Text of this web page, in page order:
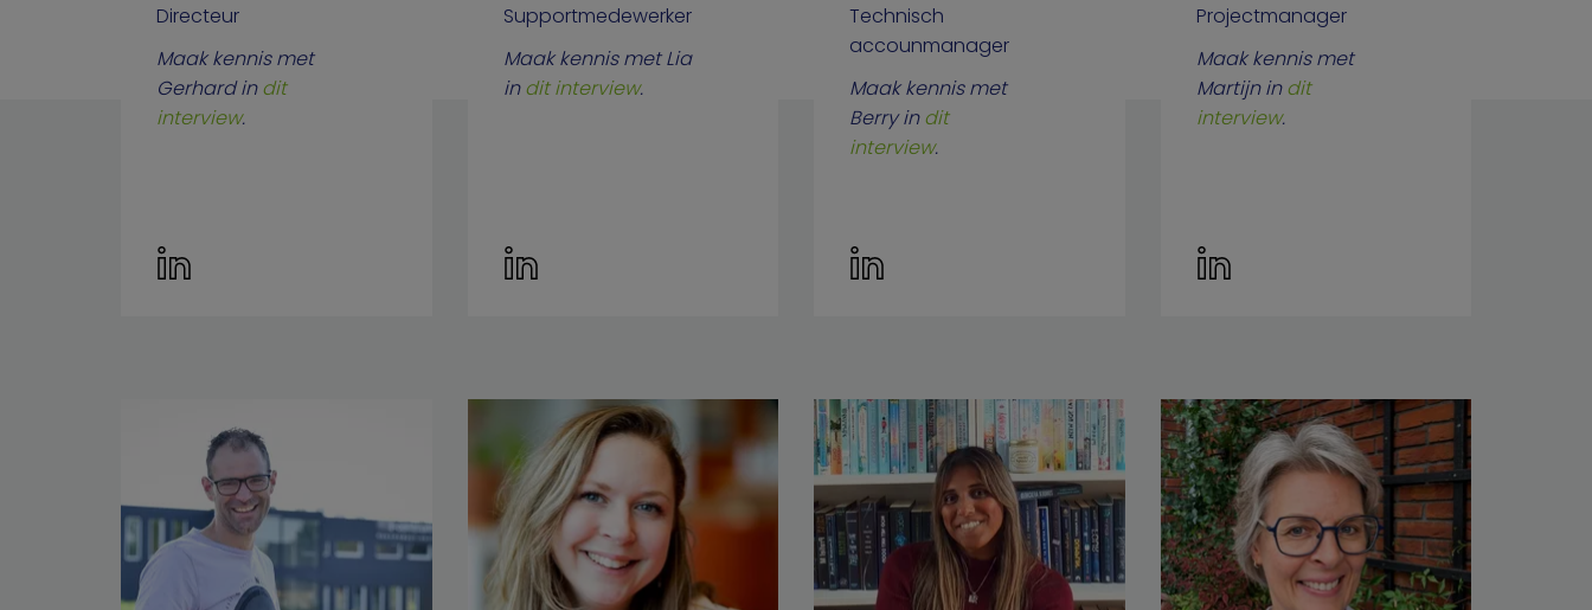
Directeur
Maak kennis met
Gerhard indit
interview.
Supportmedewerker
Maak kennis met Lia
indit interview.
Technisch
accounmanager
Maak kennis met
Berry indit
interview.
Projectmanager
Maak kennis met
Martijn indit
interview.